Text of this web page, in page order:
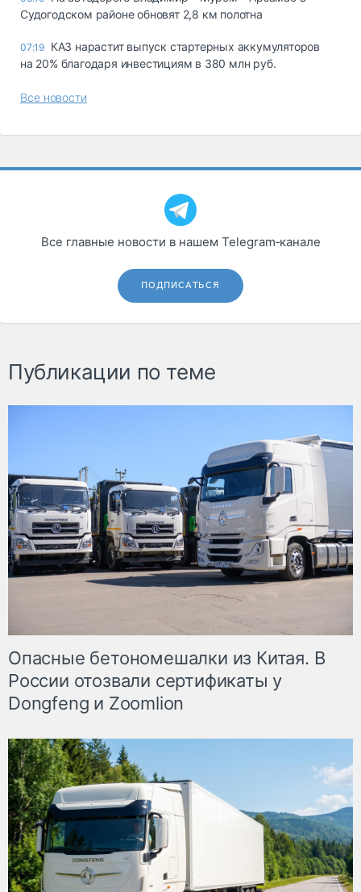
Судогодском районе обновят 2,8 км полотна
07:19 КАЗ нарастит выпуск стартерных аккумуляторов
на 20% благодаря инвестициям в 380 млн руб.
Все новости
Все главные новости в нашем Telegram‑канале
ПОДПИСАТЬСЯ
Публикации по теме
Опасные бетономешалки из Китая. В
России отозвали сертификаты у
Dongfeng и Zoomlion